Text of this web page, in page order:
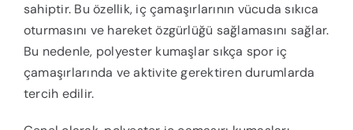
sahiptir. Bu özellik, iç çamaşırlarının vücuda sıkıca
oturmasını ve hareket özgürlüğü sağlamasını sağlar.
Bu nedenle, polyester kumaşlar sıkça spor iç
çamaşırlarında ve aktivite gerektiren durumlarda
tercih edilir.